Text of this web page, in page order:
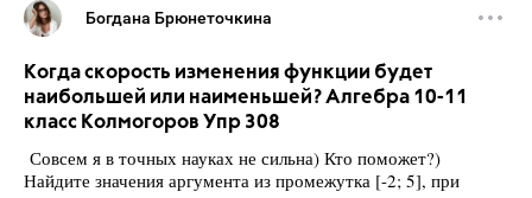
Богдана Брюнеточкина
Когда скорость изменения функции будет
наибольшей или наименьшей? Алгебра 10-11
класс Колмогоров Упр 308
Совсем я в точных науках не сильна) Кто поможет?)
Найдите значения аргумента из промежутка [-2; 5], при